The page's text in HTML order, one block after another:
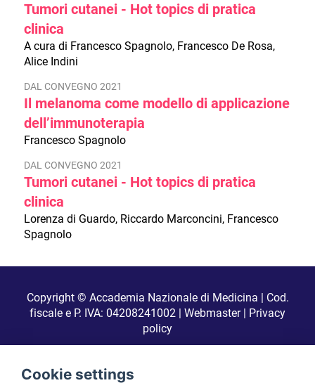
Tumori cutanei - Hot topics di pratica
clinica
A cura di Francesco Spagnolo, Francesco De Rosa,
Alice Indini
DAL CONVEGNO 2021
Il melanoma come modello di applicazione
dell’immunoterapia
Francesco Spagnolo
DAL CONVEGNO 2021
Tumori cutanei - Hot topics di pratica
clinica
Lorenza di Guardo, Riccardo Marconcini, Francesco
Spagnolo
Copyright © Accademia Nazionale di Medicina | Cod.
fiscale e P. IVA: 04208241002 | Webmaster| Privacy
policy
Cookie settings